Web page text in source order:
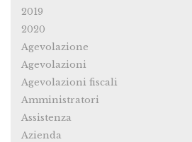
2019
2020
Agevolazione
Agevolazioni
Agevolazioni fiscali
Amministratori
Assistenza
Azienda